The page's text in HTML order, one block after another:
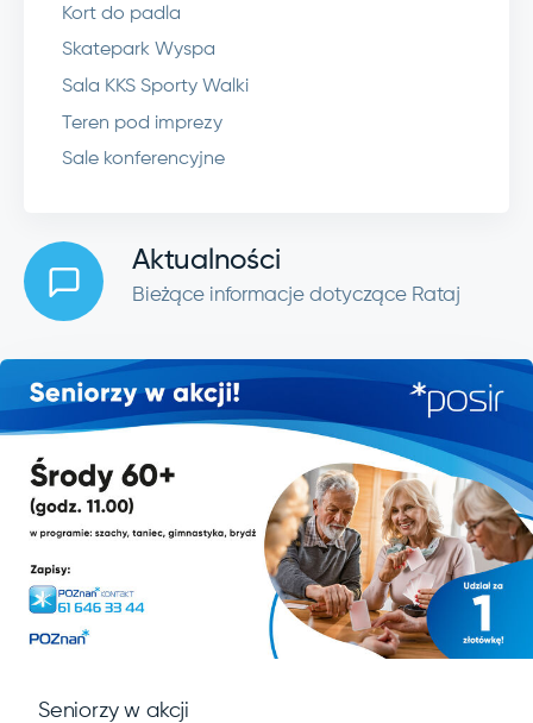
Kort do padla
Skatepark Wyspa
Sala KKS Sporty Walki
Teren pod imprezy
Sale konferencyjne
Aktualności
Bieżące informacje dotyczące Rataj
Seniorzy w akcji